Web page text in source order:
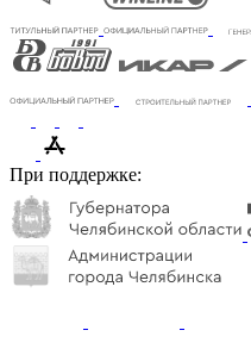
При поддержке: